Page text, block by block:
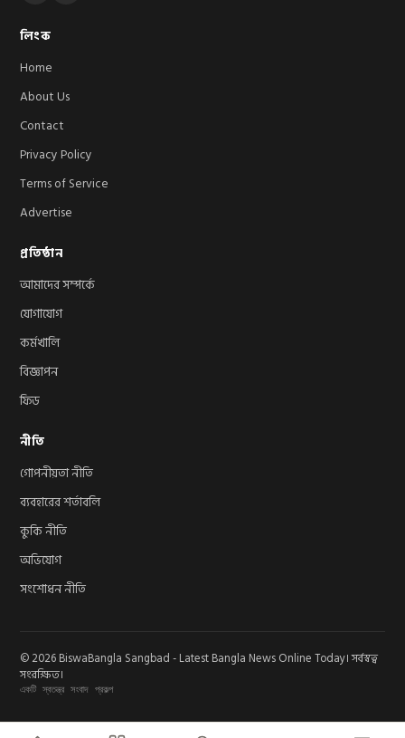
লিংক
Home
About Us
Contact
Privacy Policy
Terms of Service
Advertise
প্রতিষ্ঠান
আমাদের সম্পর্কে
যোগাযোগ
কর্মখালি
বিজ্ঞাপন
ফিড
নীতি
গোপনীয়তা নীতি
ব্যবহারের শর্তাবলি
কুকি নীতি
অভিযোগ
সংশোধন নীতি
© 2026 BiswaBangla Sangbad - Latest Bangla News Online Today। সর্বস্বত্ব
সংরক্ষিত।
একটি স্বতন্ত্র সংবাদ প্রকল্প